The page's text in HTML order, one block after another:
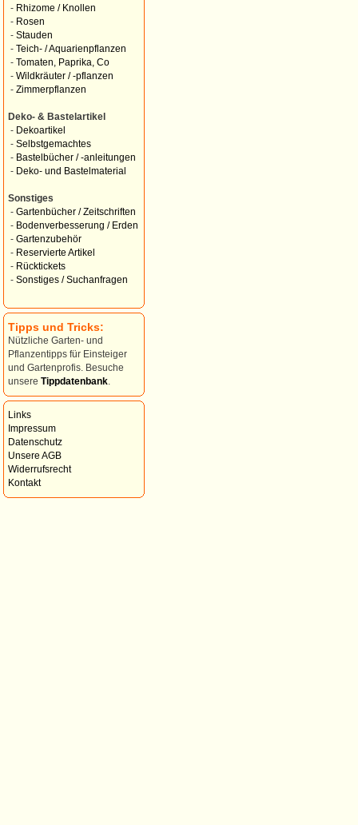
- Rhizome / Knollen
- Rosen
- Stauden
- Teich- / Aquarienpflanzen
- Tomaten, Paprika, Co
- Wildkräuter / -pflanzen
- Zimmerpflanzen
Deko- & Bastelartikel
- Dekoartikel
- Selbstgemachtes
- Bastelbücher / -anleitungen
- Deko- und Bastelmaterial
Sonstiges
- Gartenbücher / Zeitschriften
- Bodenverbesserung / Erden
- Gartenzubehör
- Reservierte Artikel
- Rücktickets
- Sonstiges / Suchanfragen
Tipps und Tricks:
Nützliche Garten- und
Pflanzentipps für Einsteiger
und Gartenprofis. Besuche
unsere Tippdatenbank
Links
Impressum
Datenschutz
Unsere AGB
Widerrufsrecht
Kontakt